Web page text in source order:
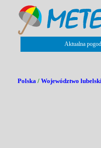
Aktualna
Polska / Województwo